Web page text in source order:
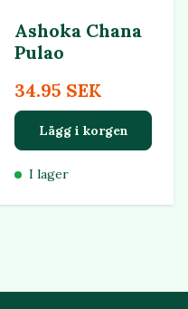
Ashoka Chana
Pulao
34.95 SEK
Lägg i korgen
I lager